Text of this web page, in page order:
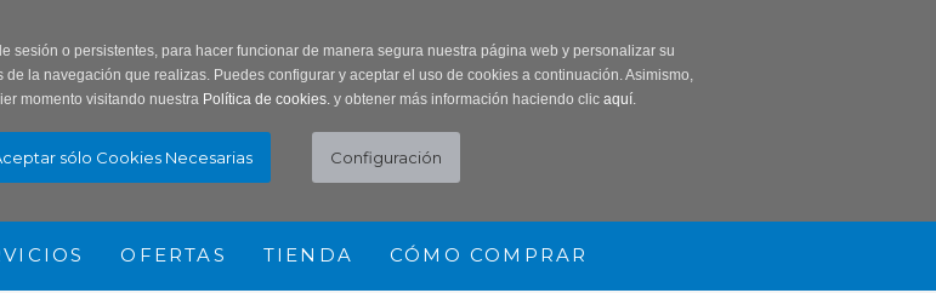
sesión o persistentes, para hacer funcionar de manera segura nuestra página web y personalizar su
la navegación que realizas. Puedes configurar y aceptar el uso de cookies a continuación. Asimismo,
momento visitando nuestra Política de cookies. y obtener más información haciendo clic aquí.
OFERTAS TIENDA CÓMO COMPRAR